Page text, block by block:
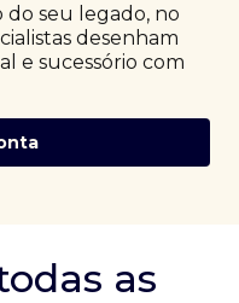
seu legado, no
desenham
e sucessório com
as